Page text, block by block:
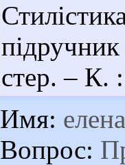
стер. – К.
Имя: елена
Вопрос: